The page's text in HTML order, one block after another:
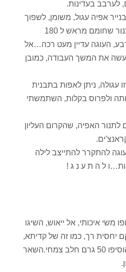
לערבב בעדינות.
אפיה עגול, משומן, לשפוך
את הבלילה ולהכניס לתנור שחומם מראש ל 180
העוגה עדיין מעט רכה…אל
את המשך העבודה, כמובן
עגולה, ניתן לאפות בתבנית
ולפרוס בקלות, השתמשתי
האפיה, שהקרום העליון
להתקרר להתייצב לילה
משי איכותי, אל ייאוש, השיגו
יחסית רך, כמו זה של קדיתא,
השתמשו ב 350 גרם והוסיפו 50 גרם חלב צמחי.השאר